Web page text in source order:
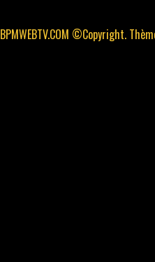
BPMWEBTV.COM ©Copyright.